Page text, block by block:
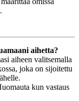
aihetta?
aiheen valitsemalla
joka on sijoitettu
kun vastaus